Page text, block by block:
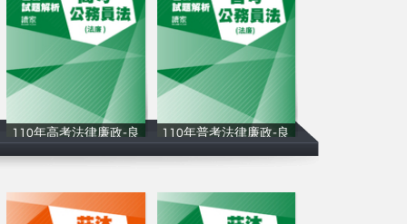
110年高考法律廉政-良
讀家補習班
110年普考法律廉政-良
讀家補習班